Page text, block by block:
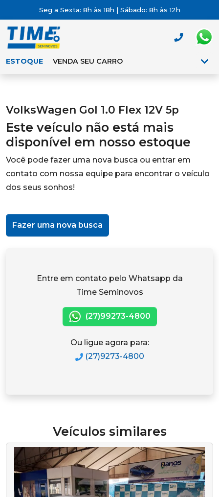
Seg a Sexta: 8h às 18h | Sábado: 8h às 12h
ESTOQUE VENDA SEU CARRO
VolksWagen Gol 1.0 Flex 12V 5p
Este veículo não está mais
disponível em nosso estoque
Você pode fazer uma nova busca ou entrar em
contato com nossa equipe para encontrar o veículo
dos seus sonhos!
Fazer uma nova busca
Entre em contato pelo Whatsapp da
Time Seminovos
(27)99273-4800
Ou ligue agora para:
(27)9273-4800
Veículos similares